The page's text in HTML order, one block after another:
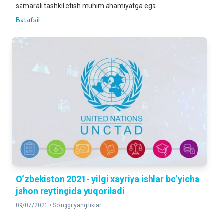
samarali tashkil etish muhim ahamiyatga ega.
Batafsil ...
O‘zbekiston 2021- yilgi xayriya ishlar bo‘yicha
jahon reytingida yuqoriladi
09/07/2021 • So'nggi yangiliklar